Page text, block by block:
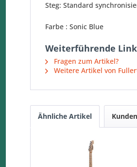
Steg: Standard
Farbe : Sonic Blue
Weiterführende
Fragen zum Artikel?
Weitere Artikel von
Ähnliche Artikel